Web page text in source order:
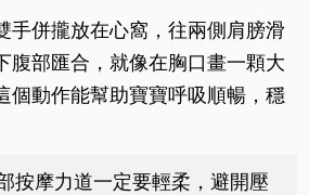
手併攏放在心窩，往兩側肩膀滑
腹部匯合，就像在胸口畫一顆大
個動作能幫助寶寶呼吸順暢，穩
按摩力道一定要輕柔，避開壓